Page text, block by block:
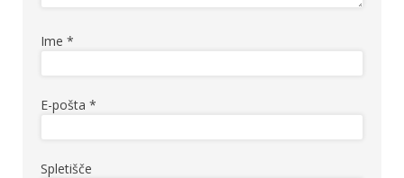
Ime *
E-pošta *
Spletišče